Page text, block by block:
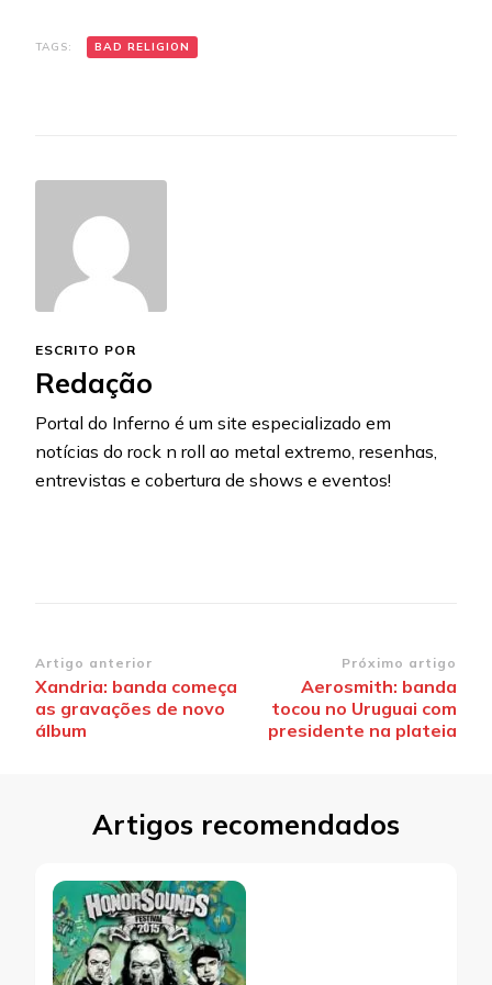
TAGS: BAD RELIGION
ESCRITO POR
Redação
Portal do Inferno é um site especializado em
notícias do rock n roll ao metal extremo, resenhas,
entrevistas e cobertura de shows e eventos!
Navegação
de
post
Artigo anterior
Xandria: banda começa
as gravações de novo
álbum
Próximo artigo
Aerosmith: banda
tocou no Uruguai com
presidente na plateia
Artigos recomendados